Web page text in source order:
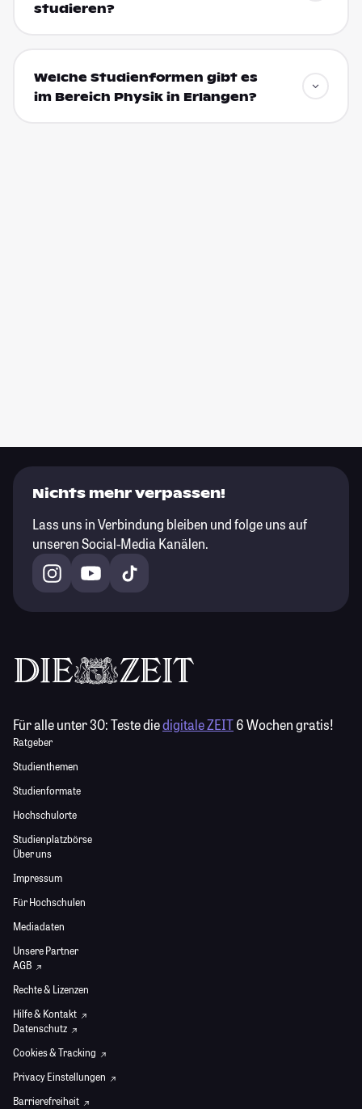
studieren?
Welche Studienformen gibt es
im Bereich Physik in Erlangen?
Nichts mehr verpassen!
Lass uns in Verbindung bleiben und folge uns auf
unseren Social-Media Kanälen.
Für alle unter 30:Teste diedigitale ZEIT6 Wochen gratis!
Ratgeber
Studienthemen
Studienformate
Hochschulorte
Studienplatzbörse
Über uns
Impressum
Für Hochschulen
Mediadaten
Unsere Partner
AGB
Rechte & Lizenzen
Hilfe & Kontakt
Datenschutz
Cookies & Tracking
Privacy Einstellungen
Barrierefreiheit